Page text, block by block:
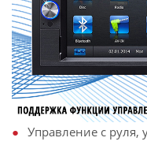
Управление с руля,